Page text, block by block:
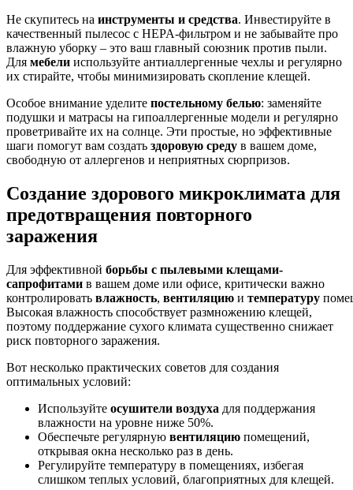
Не скупитесь на инструменты и средства. Инвестируйте в
качественный пылесос с HEPA-фильтром и не забывайте про
влажную уборку – это ваш главный союзник против пыли.
Для мебели используйте антиаллергенные чехлы и регулярно
их стирайте, чтобы минимизировать скопление клещей.
Особое внимание уделите постельному белью: заменяйте
подушки и матрасы на гипоаллергенные модели и регулярно
проветривайте их на солнце. Эти простые, но эффективные
шаги помогут вам создать здоровую среду в вашем доме,
свободную от аллергенов и неприятных сюрпризов.
Создание здорового микроклимата для
предотвращения повторного
заражения
Для эффективной борьбы с пылевыми клещами-
сапрофитами в вашем доме или офисе, критически важно
контролировать влажность, вентиляцию и температуру
Высокая влажность способствует размножению клещей,
поэтому поддержание сухого климата существенно снижает
риск повторного заражения.
Вот несколько практических советов для создания
оптимальных условий:
Используйте осушители воздуха для поддержания
влажности на уровне ниже 50%.
Обеспечьте регулярную вентиляцию помещений,
открывая окна несколько раз в день.
Регулируйте температуру в помещениях, избегая
слишком теплых условий, благоприятных для клещей.